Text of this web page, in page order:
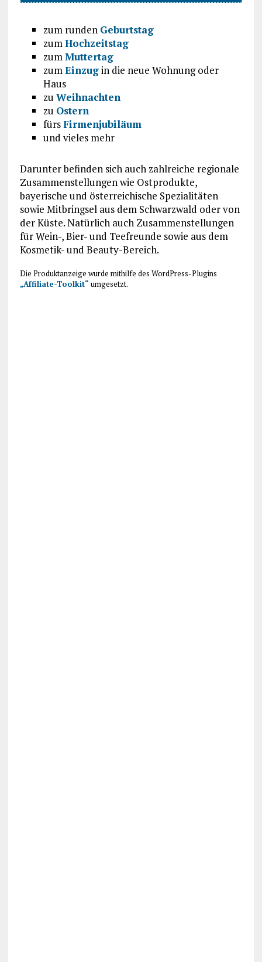
zum runden Geburtstag
zum Hochzeitstag
zum Muttertag
zum Einzugin die neue Wohnung oder
Haus
zu Weihnachten
zu Ostern
fürsFirmenjubiläum
und vieles mehr
Darunter befinden sich auch zahlreiche regionale
Zusammenstellungen wie Ostprodukte,
bayerische und österreichische Spezialitäten
sowie Mitbringsel aus dem Schwarzwald oder von
der Küste. Natürlich auch Zusammenstellungen
für Wein-, Bier- und Teefreunde sowie aus dem
Kosmetik- und Beauty-Bereich.
Die Produktanzeige wurde mithilfe des WordPress-Plugins
„Affiliate-Toolkit“ umgesetzt.